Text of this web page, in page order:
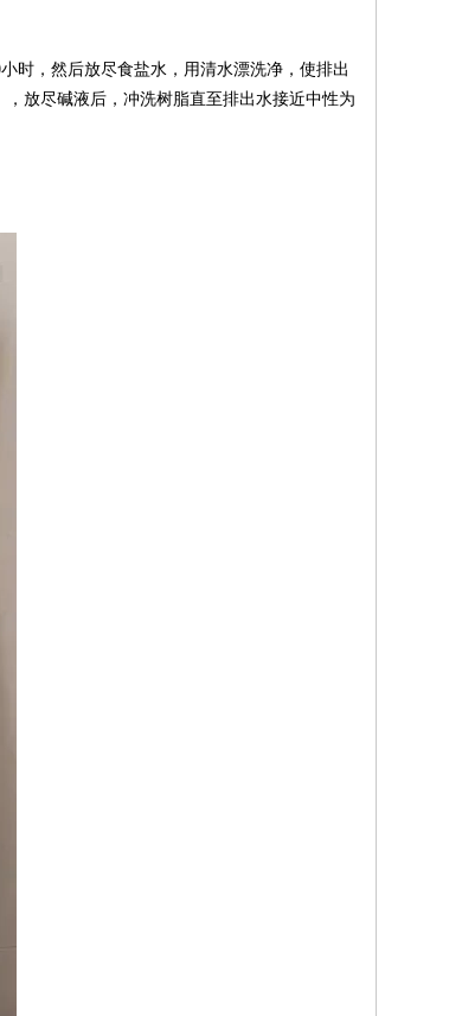
小时，然后放尽食盐水，用清水漂洗净，使排出
放尽碱液后，冲洗树脂直至排出水接近中性为